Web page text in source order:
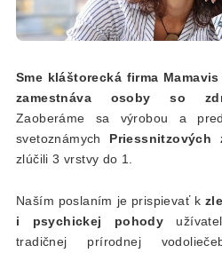
Sme kláštorecká firma
zamestnáva osoby so
Zaoberáme sa výrobou a
svetoznámych Priessnitzových
zlúčili 3 vrstvy do 1.
Naším poslaním je prispievať k
i psychickej pohody
tradičnej prírodnej